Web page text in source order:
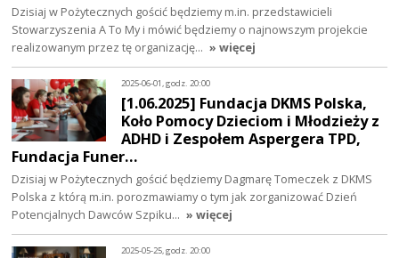
Dzisiaj w Pożytecznych gościć będziemy m.in. przedstawicieli
Stowarzyszenia A To My i mówić będziemy o najnowszym projekcie
realizowanym przez tę organizację… » więcej
2025-06-01, godz. 20:00
[1.06.2025] Fundacja DKMS Polska,
Koło Pomocy Dzieciom i Młodzieży z
ADHD i Zespołem Aspergera TPD,
Fundacja Funer…
Dzisiaj w Pożytecznych gościć będziemy Dagmarę Tomeczek z DKMS
Polska z którą m.in. porozmawiamy o tym jak zorganizować Dzień
Potencjalnych Dawców Szpiku… » więcej
2025-05-25, godz. 20:00